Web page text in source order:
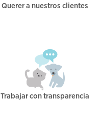
Querer a nuestros clientes
Trabajar con transparencia